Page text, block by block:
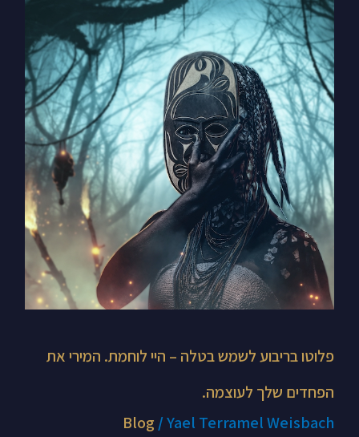
פלוטו בריבוע לשמש בטלה – היי לוחמת. המירי את
הפחדים שלך לעוצמה.
Blog /Yael Terramel Weisbach
פלוטו
בריבוע
לשמש
בטלה
–
היי
לוחמת.
המירי
את
הפחדים
שלך
לעוצמה.